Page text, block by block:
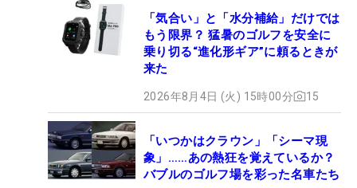
「気合い」と「水分補給」だけでは
もう限界？ 猛暑のゴルフを安全に
乗り切る“進化形ギア”に頼るときが
来た
2026年8月4日 (火) 15時00分 15
「いつかはクラウン」「シーマ現
象」……あの熱狂を覚えているか？
バブルのゴルフ場を彩った名車たち